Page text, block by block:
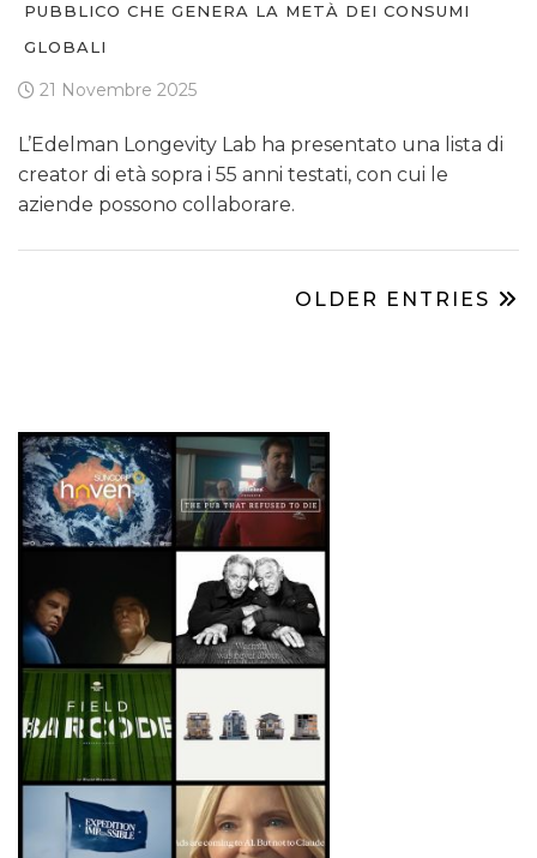
PUBBLICO CHE GENERA LA METÀ DEI CONSUMI
GLOBALI
21 Novembre 2025
L’Edelman Longevity Lab ha presentato una lista di
creator di età sopra i 55 anni testati, con cui le
aziende possono collaborare.
OLDER ENTRIES